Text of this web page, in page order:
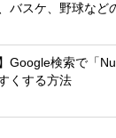
バスケ、野球など
Google検索で「
くする方法